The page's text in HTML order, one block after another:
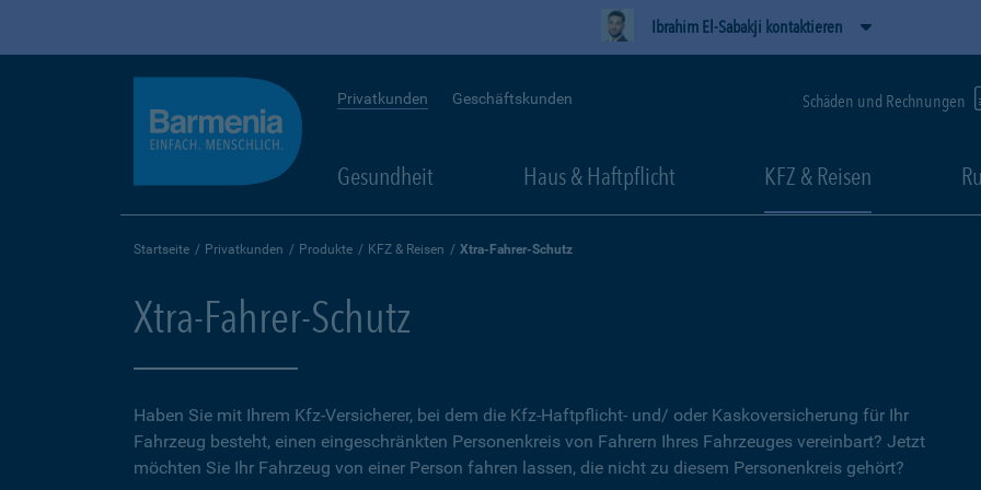
Ibrahim El-Sabakji kontaktieren
Privatkunden Geschäftskunden Schäden und Rechnungen
Gesundheit Haus & Haftpflicht KFZ & Reisen
Startseite Privatkunden Produkte KFZ & Reisen Xtra-Fahrer-Schutz
Xtra-Fahrer-Schutz
Haben Sie mit Ihrem Kfz-Versicherer, bei dem die Kfz-Haftpflicht- und/ oder Kaskoversicherung für Ihr
Fahrzeug besteht, einen eingeschränkten Personenkreis von Fahrern Ihres Fahrzeuges vereinbart? Jetzt
möchten Sie Ihr Fahrzeug von einer Person fahren lassen, die nicht zu diesem Personenkreis gehört?